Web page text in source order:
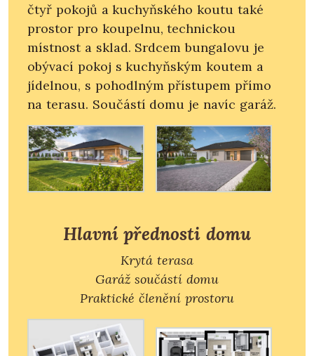
čtyř pokojů a kuchyňského koutu také
prostor pro koupelnu, technickou
místnost a sklad. Srdcem bungalovu je
obývací pokoj s kuchyňským koutem a
jídelnou, s pohodlným přístupem přímo
na terasu. Součástí domu je navíc garáž.
Hlavní přednosti domu
Krytá terasa
Garáž součástí domu
Praktické členění prostoru